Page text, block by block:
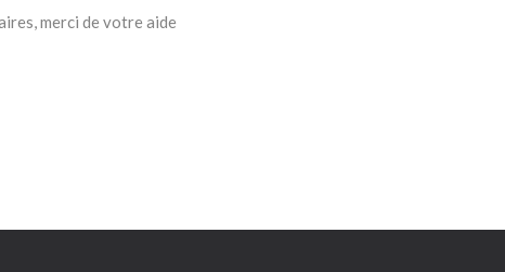
merci de votre aide